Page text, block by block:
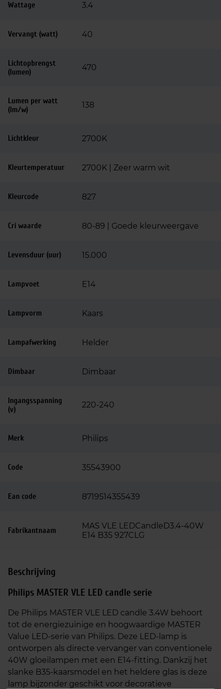
Wattage 3.4
Vervangt (watt) 40
Lichtopbrengst
(lumen)
470
Lumen per watt
(lm/w)
138
Lichtkleur 2700K
Kleurtemperatuur 2700K | Zeer warm wit
Kleurcode 827
Cri waarde 80-89 | Goede kleurweergave
Levensduur (uur) 15.000
Lampvoet E14
Lampvorm Kaars
Lampafwerking Helder
Dimbaar Dimbaar
Ingangsspanning
(v)
220-240
Merk Philips
Code 35543900
Ean code 8719514355439
Fabrikantnaam
MAS VLE LEDCandleD3.4-40W
E14 B35 927CLG
Beschrijving
Philips MASTER VLE LED candle serie
De Philips MASTER VLE LED candle 3.4W behoort
tot de energiezuinige en hoogwaardige MASTER
Value LED-serie van Philips. Deze LED-lamp is
ontworpen als directe vervanger van conventionele
40W gloeilampen met een E14-fitting. Dankzij het
slanke B35-kaarsmodel en het heldere glas is deze
lamp bijzonder geschikt voor decoratieve